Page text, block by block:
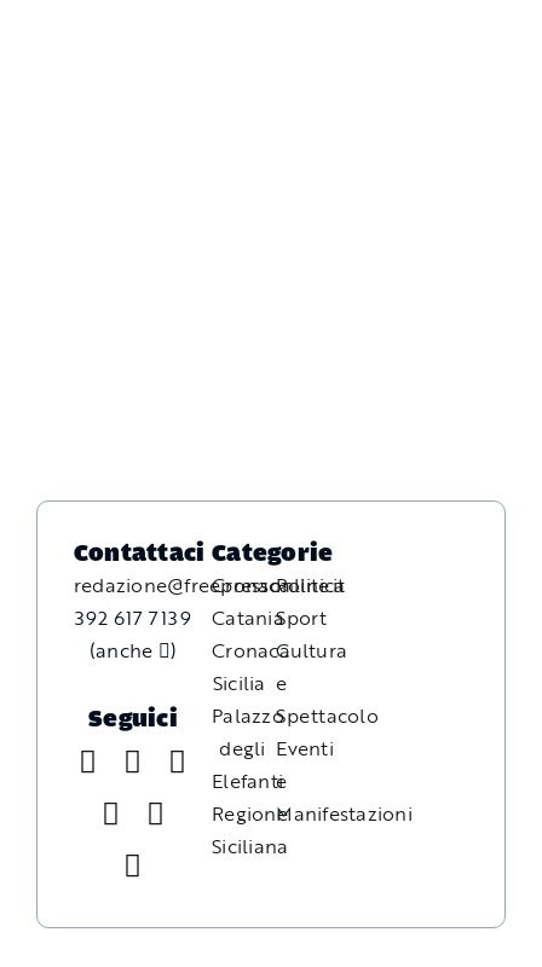
Contattaci
redazione@freepressonline.it
392 617 7139
(anche
)
Seguici
Categorie
Cronaca
Catania
Cronaca
Sicilia
Palazzo
degli
Elefanti
Regione
Siciliana
Politica
Sport
Cultura
e
Spettacolo
Eventi
e
Manifestazioni